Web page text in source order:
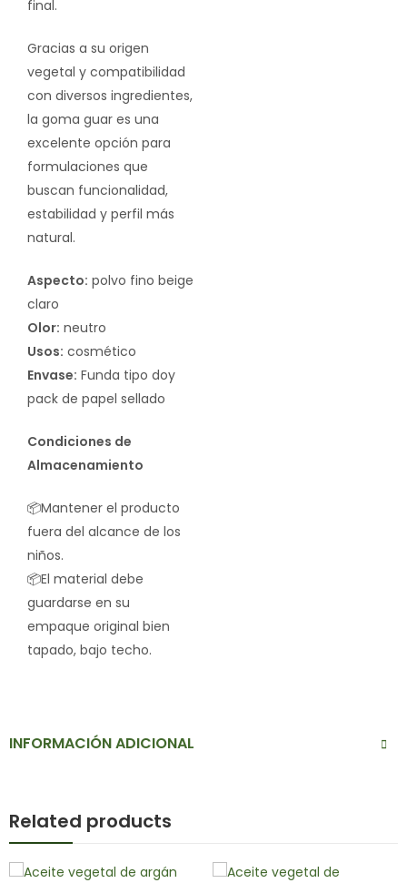
final.
Gracias a su origen
vegetal y compatibilidad
con diversos ingredientes,
la goma guar es una
excelente opción para
formulaciones que
buscan funcionalidad,
estabilidad y perfil más
natural.
Aspecto: polvo fino beige
claro
Olor: neutro
Usos: cosmético
Envase: Funda tipo doy
pack de papel sellado
Condiciones de
Almacenamiento
📦Mantener el producto
fuera del alcance de los
niños.
📦El material debe
guardarse en su
empaque original bien
tapado, bajo techo.
INFORMACIÓN ADICIONAL
Related products